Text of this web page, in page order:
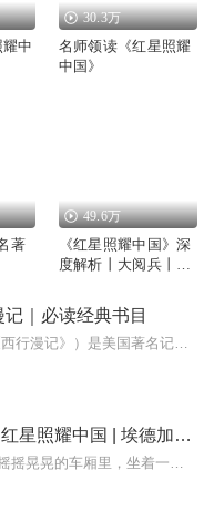
中
30.3万
名师领读《红星照耀
中国》
著
49.6万
《红星照耀中国》深
度解析丨大阅兵丨红
｜必读经典书目
斯诺眼中的红色中国 | 红星照耀中国 | 埃德加斯诺